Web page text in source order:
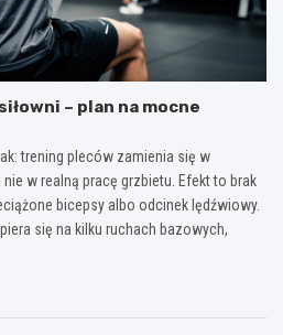
– plan na mocne
trening pleców zamienia się w
w realną pracę grzbietu. Efekt to brak
bicepsy albo odcinek lędźwiowy.
się na kilku ruchach bazowych,